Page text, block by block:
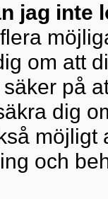
jag inte
om att
på
dig
möjligt
och